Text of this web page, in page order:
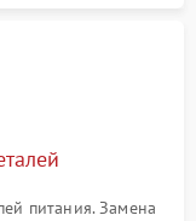
питания. Замена